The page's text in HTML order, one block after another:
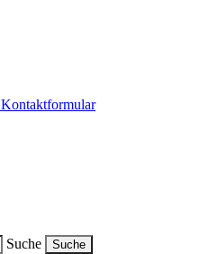
Kontaktformular
Suche Suche